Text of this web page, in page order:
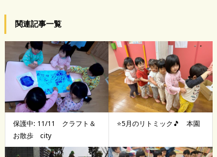
関連記事一覧
保護中: 11/11 クラフト＆
お散歩 city
⭐5月のリトミック🎵 本園